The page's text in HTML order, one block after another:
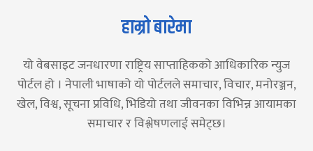
हाम्रो बारेमा
यो वेबसाइट जनधारणा राष्ट्रिय साप्ताहिकको आधिकारिक न्युज
पोर्टल हो । नेपाली भाषाको यो पोर्टलले समाचार, विचार, मनोरञ्जन,
खेल, विश्व, सूचना प्रविधि, भिडियो तथा जीवनका विभिन्न आयामका
समाचार र विश्लेषणलाई समेट्छ।